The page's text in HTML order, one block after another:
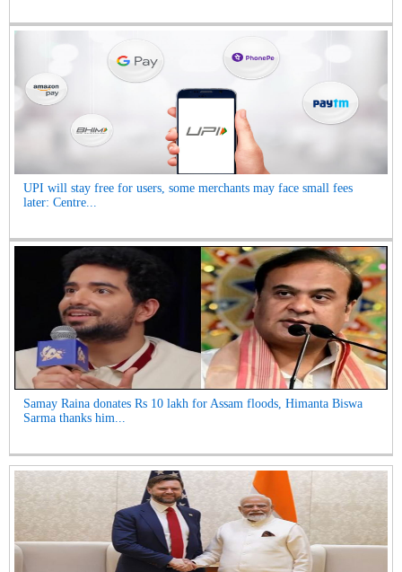
UPI will stay free for users, some merchants may face small fees
later: Centre...
Samay Raina donates Rs 10 lakh for Assam floods, Himanta Biswa
Sarma thanks him...